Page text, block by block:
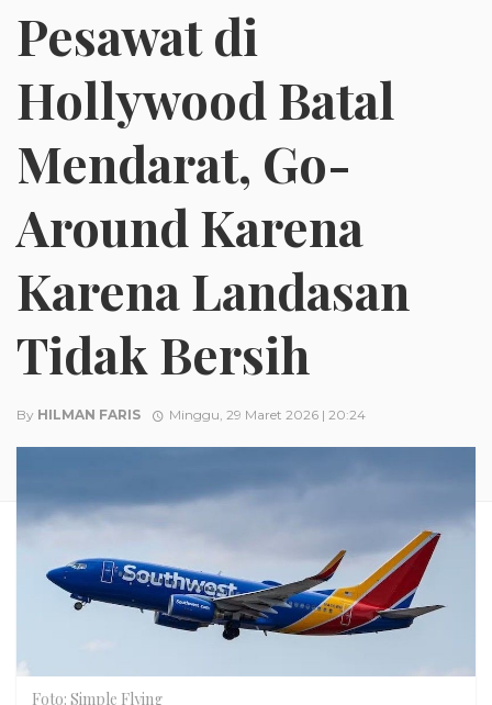
Pesawat di
Hollywood Batal
Mendarat, Go-
Around Karena
Karena Landasan
Tidak Bersih
By HILMAN FARIS Minggu, 29 Maret 2026 | 20:24
Foto: Simple Flying